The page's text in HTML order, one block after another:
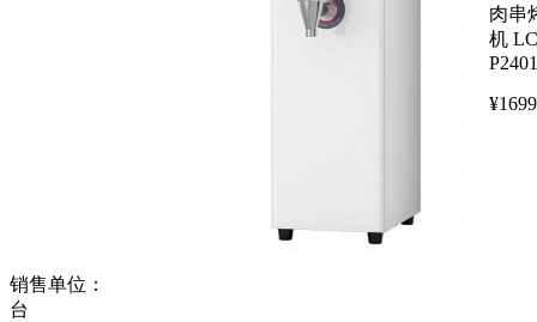
肉串
机
P2401
¥
销售单位：
台